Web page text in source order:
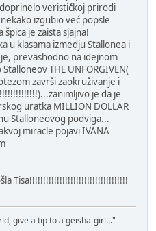
verističkoj prirodi
izgubio već popsle
je zaista sjajna!
u klasama izmedju Stallonea i
prevashodno na idejnom
THE UNFORGIVEN(
završi zaokruživanje i
je da je
uratka MILLION DOLLAR
Stalloneovog podviga...
miracle pojavi IVANA
Tisa!!!!!!!!!!!!!!!!!!!!!!!!!!!!!!!!!!!!
give a tip to a geisha-girl..."